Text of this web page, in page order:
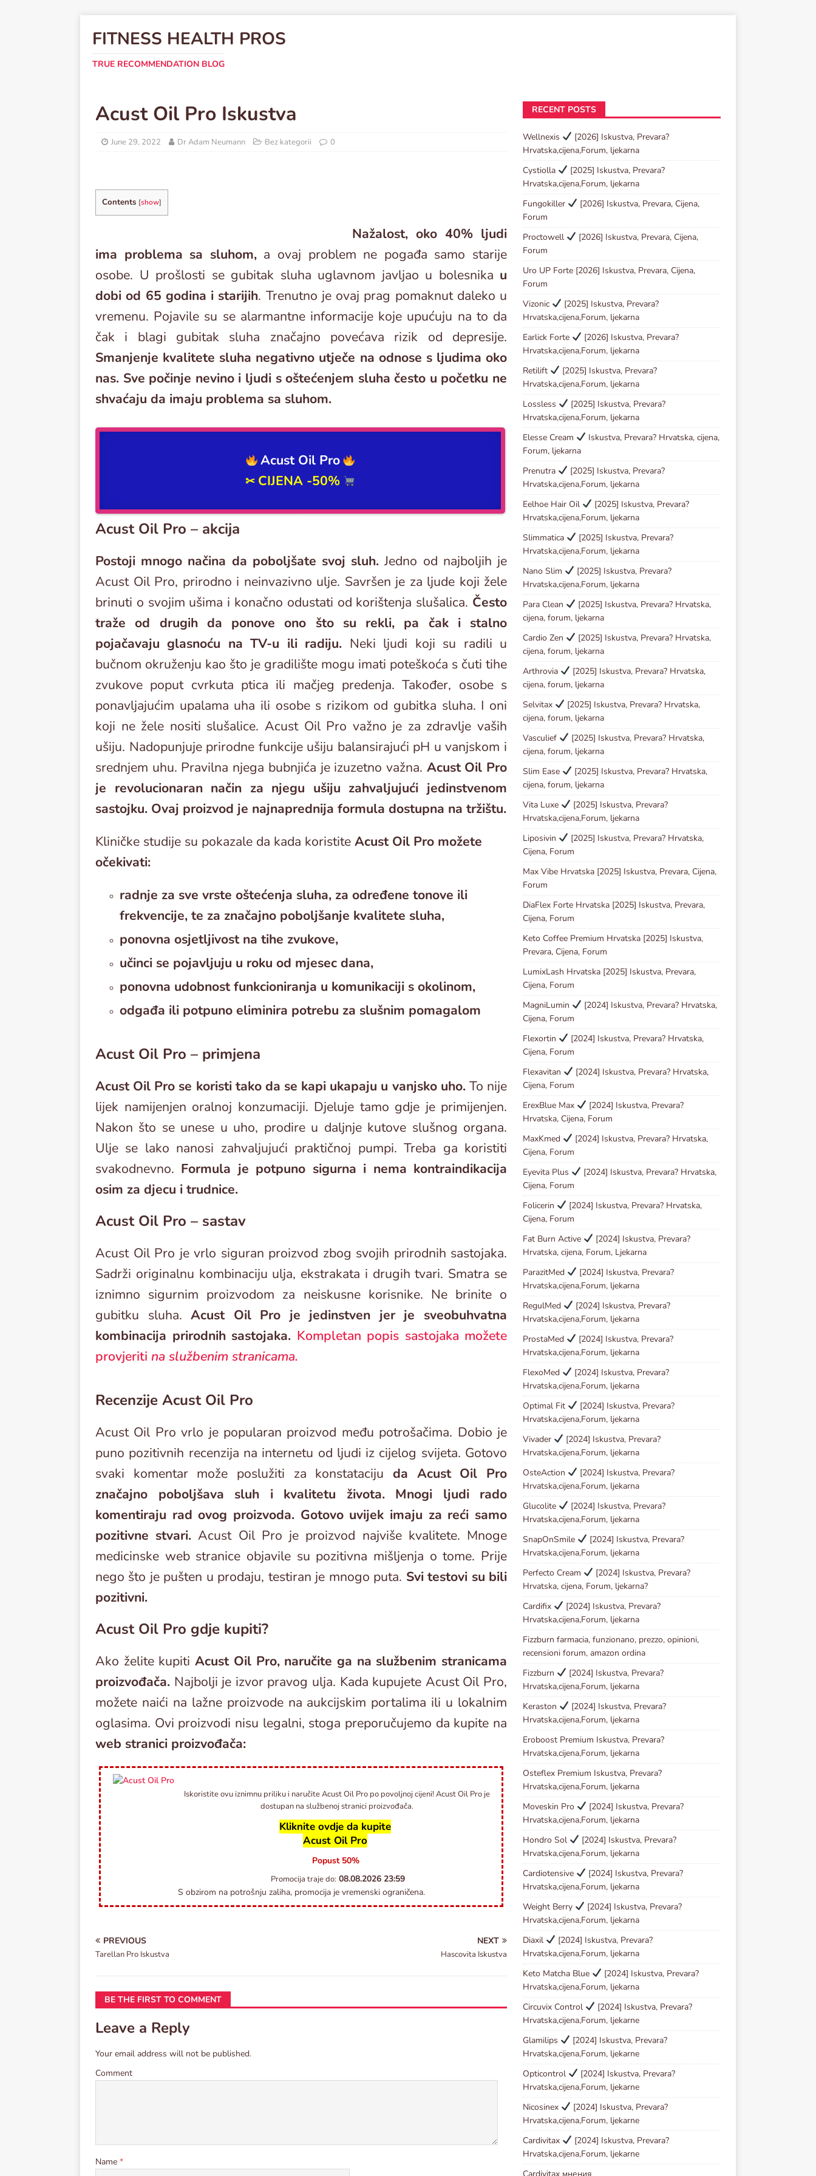
FITNESS HEALTH PROS
TRUE RECOMMENDATION BLOG
Acust Oil Pro Iskustva
June 29, 2022 Dr Adam Neumann Bez kategorii 0
Contents [show]
Nažalost, oko 40% ljudi
ima problema sa sluhom,a ovaj problem ne pogađa samo starije
osobe. U prošlosti se gubitak sluha uglavnom javljao u bolesnika u
dobi od 65 godina i starijih. Trenutno je ovaj prag pomaknut daleko u
vremenu. Pojavile su se alarmantne informacije koje upućuju na to da
čak i blagi gubitak sluha značajno povećava rizik od depresije.
Smanjenje kvalitete sluha negativno utječe na odnose s ljudima oko
nas. Sve počinje nevino i ljudi s oštećenjem sluha često u početku ne
shvaćaju da imaju problema sa sluhom.
Acust Oil Pro
✂ CIJENA -50%
Acust Oil Pro – akcija
Postoji mnogo načina da poboljšate svoj sluh. Jedno od najboljih je
Acust Oil Pro, prirodno i neinvazivno ulje. Savršen je za ljude koji žele
brinuti o svojim ušima i konačno odustati od korištenja slušalica. Često
traže od drugih da ponove ono što su rekli, pa čak i stalno
pojačavaju glasnoću na TV-u ili radiju. Neki ljudi koji su radili u
bučnom okruženju kao što je gradilište mogu imati poteškoća s čuti tihe
zvukove poput cvrkuta ptica ili mačjeg predenja. Također, osobe s
ponavljajućim upalama uha ili osobe s rizikom od gubitka sluha. I oni
koji ne žele nositi slušalice. Acust Oil Pro važno je za zdravlje vaših
ušiju. Nadopunjuje prirodne funkcije ušiju balansirajući pH u vanjskom i
srednjem uhu. Pravilna njega bubnjića je izuzetno važna. Acust Oil Pro
je revolucionaran način za njegu ušiju zahvaljujući jedinstvenom
sastojku. Ovaj proizvod je najnaprednija formula dostupna na tržištu.
Kliničke studije su pokazale da kada koristite Acust Oil Pro možete
očekivati:
radnje za sve vrste oštećenja sluha, za određene tonove ili
frekvencije, te za značajno poboljšanje kvalitete sluha,
ponovna osjetljivost na tihe zvukove,
učinci se pojavljuju u roku od mjesec dana,
ponovna udobnost funkcioniranja u komunikaciji s okolinom,
odgađa ili potpuno eliminira potrebu za slušnim pomagalom
Acust Oil Pro – primjena
Acust Oil Pro se koristi tako da se kapi ukapaju u vanjsko uho.To nije
lijek namijenjen oralnoj konzumaciji. Djeluje tamo gdje je primijenjen.
Nakon što se unese u uho, prodire u daljnje kutove slušnog organa.
Ulje se lako nanosi zahvaljujući praktičnoj pumpi. Treba ga koristiti
svakodnevno. Formula je potpuno sigurna i nema kontraindikacija
osim za djecu i trudnice.
Acust Oil Pro – sastav
Acust Oil Pro je vrlo siguran proizvod zbog svojih prirodnih sastojaka.
Sadrži originalnu kombinaciju ulja, ekstrakata i drugih tvari. Smatra se
iznimno sigurnim proizvodom za neiskusne korisnike. Ne brinite o
gubitku sluha.Acust Oil Pro je jedinstven jer je sveobuhvatna
kombinacija prirodnih sastojaka. Kompletan popis sastojaka možete
provjeriti na službenim stranicama.
Recenzije Acust Oil Pro
Acust Oil Pro vrlo je popularan proizvod među potrošačima. Dobio je
puno pozitivnih recenzija na internetu od ljudi iz cijelog svijeta. Gotovo
svaki komentar može poslužiti za konstatacijuda Acust Oil Pro
značajno poboljšava sluh i kvalitetu života. Mnogi ljudi rado
komentiraju rad ovog proizvoda. Gotovo uvijek imaju za reći samo
pozitivne stvari. Acust Oil Pro je proizvod najviše kvalitete. Mnoge
medicinske web stranice objavile su pozitivna mišljenja o tome. Prije
nego što je pušten u prodaju, testiran je mnogo puta. Svi testovi su bili
pozitivni.
Acust Oil Pro gdje kupiti?
Ako želite kupitiAcust Oil Pro, naručite ga na službenim stranicama
proizvođača. Najbolji je izvor pravog ulja. Kada kupujete Acust Oil Pro,
možete naići na lažne proizvode na aukcijskim portalima ili u lokalnim
oglasima. Ovi proizvodi nisu legalni, stoga preporučujemo da kupite na
web stranici proizvođača:
Iskoristite ovu iznimnu priliku i naručite Acust Oil Pro po povoljnoj cijeni! Acust Oil Pro je
dostupan na službenoj stranici proizvođača.
Kliknite ovdje da kupite
Acust Oil Pro
Popust 50%
Promocija traje do: 08.08.202623:59
S obzirom na potrošnju zaliha, promocija je vremenski ograničena.
PREVIOUS
Tarellan Pro Iskustva
NEXT
Hascovita Iskustva
BE THE FIRST TO COMMENT
Leave a Reply
Your email address will not be published.
Comment
Name *
RECENT POSTS
Wellnexis
[2026] Iskustva, Prevara?
Hrvatska,cijena,Forum, ljekarna
Cystiolla
[2025] Iskustva, Prevara?
Hrvatska,cijena,Forum, ljekarna
Fungokiller
[2026] Iskustva, Prevara, Cijena,
Forum
Proctowell
[2026] Iskustva, Prevara, Cijena,
Forum
Uro UP Forte [2026] Iskustva, Prevara, Cijena,
Forum
Vizonic
[2025] Iskustva, Prevara?
Hrvatska,cijena,Forum, ljekarna
Earlick Forte
[2026] Iskustva, Prevara?
Hrvatska,cijena,Forum, ljekarna
Retilift
[2025] Iskustva, Prevara?
Hrvatska,cijena,Forum, ljekarna
Lossless
[2025] Iskustva, Prevara?
Hrvatska,cijena,Forum, ljekarna
Elesse Cream
Iskustva, Prevara? Hrvatska, cijena,
Forum, ljekarna
Prenutra
[2025] Iskustva, Prevara?
Hrvatska,cijena,Forum, ljekarna
Eelhoe Hair Oil
[2025] Iskustva, Prevara?
Hrvatska,cijena,Forum, ljekarna
Slimmatica
[2025] Iskustva, Prevara?
Hrvatska,cijena,Forum, ljekarna
Nano Slim
[2025] Iskustva, Prevara?
Hrvatska,cijena,Forum, ljekarna
Para Clean
[2025] Iskustva, Prevara? Hrvatska,
cijena, forum, ljekarna
Cardio Zen
[2025] Iskustva, Prevara? Hrvatska,
cijena, forum, ljekarna
Arthrovia
[2025] Iskustva, Prevara? Hrvatska,
cijena, forum, ljekarna
Selvitax
[2025] Iskustva, Prevara? Hrvatska,
cijena, forum, ljekarna
Vasculief
[2025] Iskustva, Prevara? Hrvatska,
cijena, forum, ljekarna
Slim Ease
[2025] Iskustva, Prevara? Hrvatska,
cijena, forum, ljekarna
Vita Luxe
[2025] Iskustva, Prevara?
Hrvatska,cijena,Forum, ljekarna
Liposivin
[2025] Iskustva, Prevara? Hrvatska,
Cijena, Forum
Max Vibe Hrvatska [2025] Iskustva, Prevara, Cijena,
Forum
DiaFlex Forte Hrvatska [2025] Iskustva, Prevara,
Cijena, Forum
Keto Coffee Premium Hrvatska [2025] Iskustva,
Prevara, Cijena, Forum
LumixLash Hrvatska [2025] Iskustva, Prevara,
Cijena, Forum
MagniLumin
[2024] Iskustva, Prevara? Hrvatska,
Cijena, Forum
Flexortin
[2024] Iskustva, Prevara? Hrvatska,
Cijena, Forum
Flexavitan
[2024] Iskustva, Prevara? Hrvatska,
Cijena, Forum
ErexBlue Max
[2024] Iskustva, Prevara?
Hrvatska, Cijena, Forum
MaxKmed
[2024] Iskustva, Prevara? Hrvatska,
Cijena, Forum
Eyevita Plus
[2024] Iskustva, Prevara? Hrvatska,
Cijena, Forum
Folicerin
[2024] Iskustva, Prevara? Hrvatska,
Cijena, Forum
Fat Burn Active
[2024] Iskustva, Prevara?
Hrvatska, cijena, Forum, Ljekarna
ParazitMed
[2024] Iskustva, Prevara?
Hrvatska,cijena,Forum, ljekarna
RegulMed
[2024] Iskustva, Prevara?
Hrvatska,cijena,Forum, ljekarna
ProstaMed
[2024] Iskustva, Prevara?
Hrvatska,cijena,Forum, ljekarna
FlexoMed
[2024] Iskustva, Prevara?
Hrvatska,cijena,Forum, ljekarna
Optimal Fit
[2024] Iskustva, Prevara?
Hrvatska,cijena,Forum, ljekarna
Vivader
[2024] Iskustva, Prevara?
Hrvatska,cijena,Forum, ljekarna
OsteAction
[2024] Iskustva, Prevara?
Hrvatska,cijena,Forum, ljekarna
Glucolite
[2024] Iskustva, Prevara?
Hrvatska,cijena,Forum, ljekarna
SnapOnSmile
[2024] Iskustva, Prevara?
Hrvatska,cijena,Forum, ljekarna
Perfecto Cream
[2024] Iskustva, Prevara?
Hrvatska, cijena, Forum, ljekarna?
Cardifix
[2024] Iskustva, Prevara?
Hrvatska,cijena,Forum, ljekarna
Fizzburn farmacia, funzionano, prezzo, opinioni,
recensioni forum, amazon ordina
Fizzburn
[2024] Iskustva, Prevara?
Hrvatska,cijena,Forum, ljekarna
Keraston
[2024] Iskustva, Prevara?
Hrvatska,cijena,Forum, ljekarna
Eroboost Premium Iskustva, Prevara?
Hrvatska,cijena,Forum, ljekarna
Osteflex Premium Iskustva, Prevara?
Hrvatska,cijena,Forum, ljekarna
Moveskin Pro
[2024] Iskustva, Prevara?
Hrvatska,cijena,Forum, ljekarna
Hondro Sol
[2024] Iskustva, Prevara?
Hrvatska,cijena,Forum, ljekarna
Cardiotensive
[2024] Iskustva, Prevara?
Hrvatska,cijena,Forum, ljekarna
Weight Berry
[2024] Iskustva, Prevara?
Hrvatska,cijena,Forum, ljekarna
Diaxil
[2024] Iskustva, Prevara?
Hrvatska,cijena,Forum, ljekarna
Keto Matcha Blue
[2024] Iskustva, Prevara?
Hrvatska,cijena,Forum, ljekarna
Circuvix Control
[2024] Iskustva, Prevara?
Hrvatska,cijena,Forum, ljekarne
Glamilips
[2024] Iskustva, Prevara?
Hrvatska,cijena,Forum, ljekarne
Opticontrol
[2024] Iskustva, Prevara?
Hrvatska,cijena,Forum, ljekarne
Nicosinex
[2024] Iskustva, Prevara?
Hrvatska,cijena,Forum, ljekarne
Cardivitax
[2024] Iskustva, Prevara?
Hrvatska,cijena,Forum, ljekarne